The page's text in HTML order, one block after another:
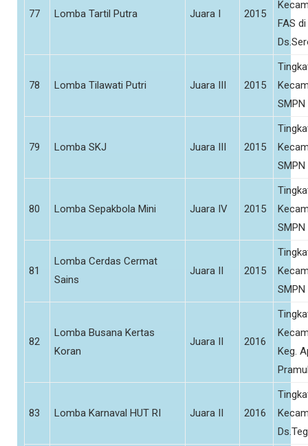
77 Lomba Tartil Putra Juara I 2015
FAS di
78 Lomba Tilawati Putri Juara III 2015
SMPN
79 Lomba SKJ Juara III 2015
SMPN
80 Lomba Sepakbola Mini Juara IV 2015
SMPN
81
Lomba Cerdas Cermat
Sains
Juara II 2015
SMPN
82
Lomba Busana Kertas
Koran
Juara II 2016
Keg.
83 Lomba Karnaval HUT RI Juara II 2016